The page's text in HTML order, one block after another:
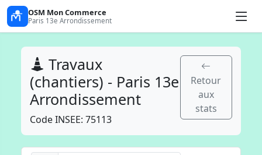
OSM Mon Commerce
Paris 13e Arrondissement
Travaux
(chantiers) - Paris 13e
Arrondissement
Code INSEE: 75113
Retour
aux
stats